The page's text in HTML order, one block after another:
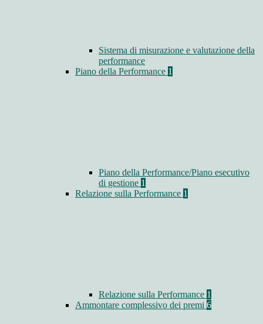
Sistema di misurazione e valutazione della
performance
Piano della Performance 1
Piano della Performance/Piano esecutivo
di gestione 1
Relazione sulla Performance 1
Relazione sulla Performance 1
Ammontare complessivo dei premi 6